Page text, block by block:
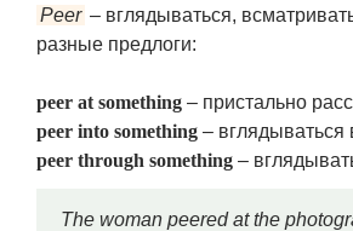
Peer – вглядываться,
разные предлоги:
peer at something – пристально
peer into something – вглядываться
peer through something –
The woman peered at the